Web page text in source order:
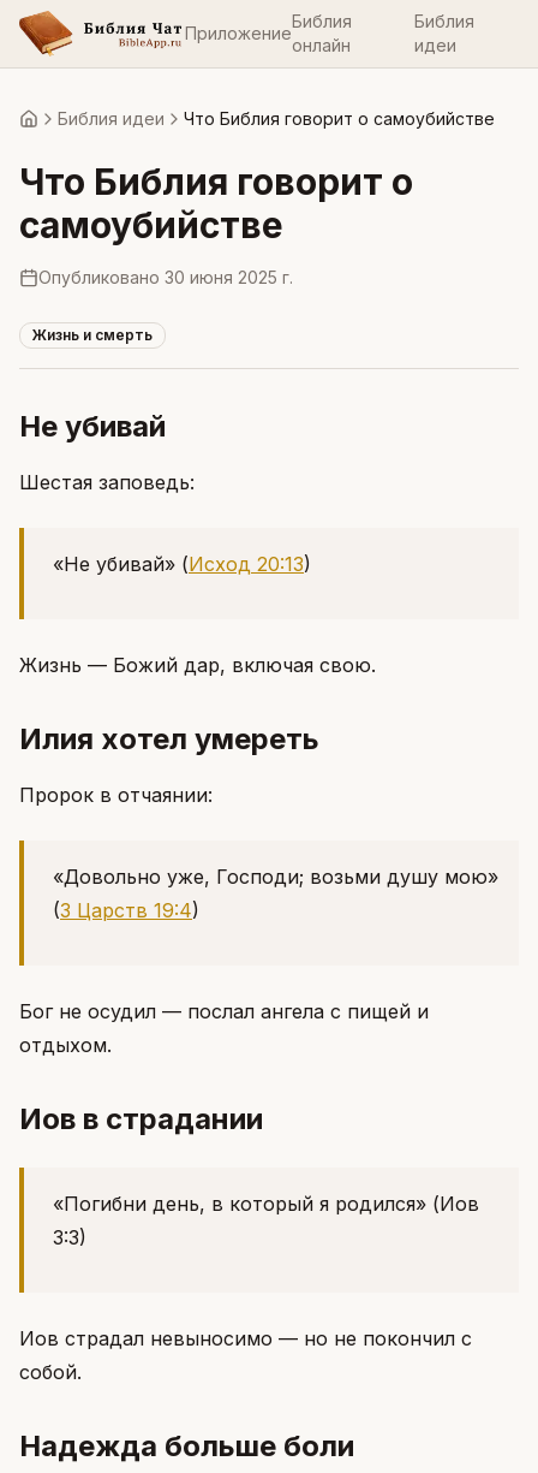
Приложение
Библия
онлайн
Библия
идеи
ГлавнаяБиблия идеи Что Библия говорит о самоубийстве
Что Библия говорит о
самоубийстве
Опубликовано 30 июня 2025 г.
Жизнь и смерть
Не убивай
Шестая заповедь:
«Не убивай» (Исход 20:13)
Жизнь — Божий дар, включая свою.
Илия хотел умереть
Пророк в отчаянии:
«Довольно уже, Господи; возьми душу мою»
(3 Царств 19:4)
Бог не осудил — послал ангела с пищей и
отдыхом.
Иов в страдании
«Погибни день, в который я родился» (Иов
3:3)
Иов страдал невыносимо — но не покончил с
собой.
Надежда больше боли